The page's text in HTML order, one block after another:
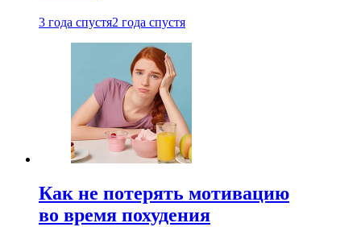
3 года спустя2 года спустя
Как не потерять мотивацию
во время похудения